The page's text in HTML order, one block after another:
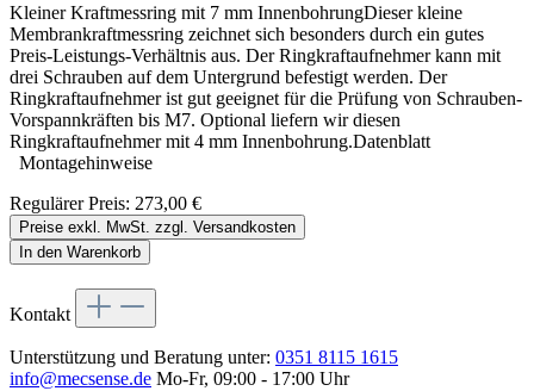
Kleiner Kraftmessring mit 7 mm InnenbohrungDieser kleine
Membrankraftmessring zeichnet sich besonders durch ein gutes
Preis-Leistungs-Verhältnis aus. Der Ringkraftaufnehmer kann mit
drei Schrauben auf dem Untergrund befestigt werden. Der
Ringkraftaufnehmer ist gut geeignet für die Prüfung von Schrauben-
Vorspannkräften bis M7. Optional liefern wir diesen
Ringkraftaufnehmer mit 4 mm Innenbohrung.Datenblatt
Montagehinweise
Regulärer Preis: 273,00 €
Preise exkl. MwSt. zzgl. Versandkosten
In den Warenkorb
Kontakt
Unterstützung und Beratung unter: 0351 8115 1615
info@mecsense.de Mo-Fr, 09:00 - 17:00 Uhr